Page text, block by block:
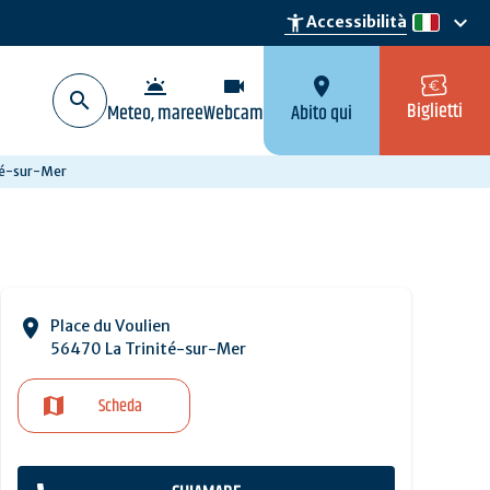
accessibility_newAccessibilità it
keyboard_arrow_down
wb_twilight
Meteo, maree
videocam
Webcam
location_on
Abito qui Biglietti
sur-Mer
Place du Voulien
56470 La Trinité-sur-Mer
Scheda